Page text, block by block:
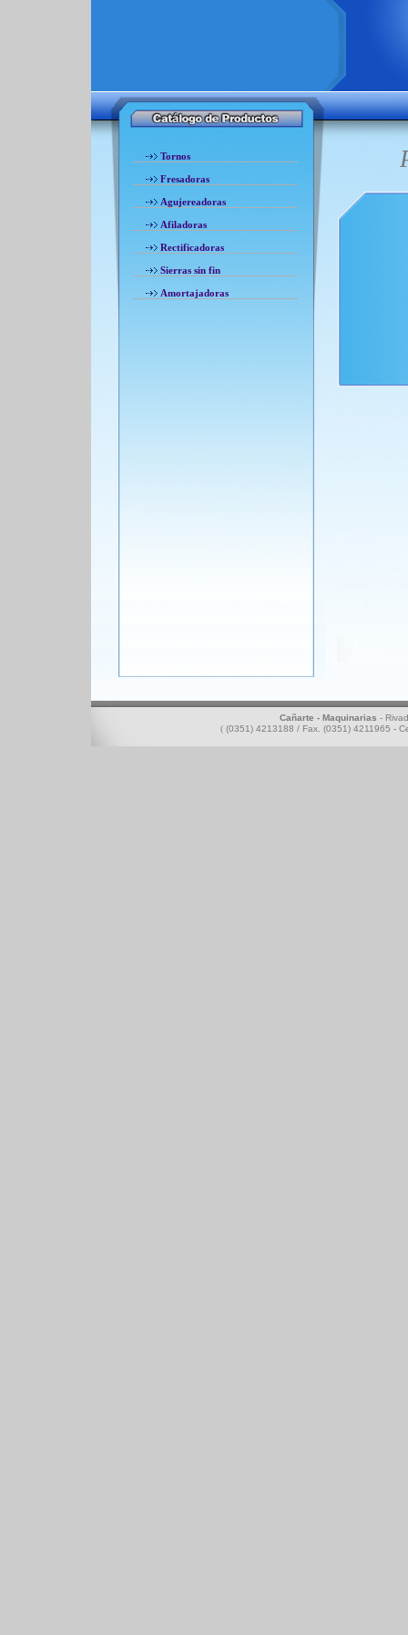
Tornos
Fresadoras
Agujereadoras
Afiladoras
Rectificadoras
Sierras sin fin
Amortajadoras
Cañarte - Maquinarias -
((0351) 4213188 / Fax. (0351) 4211965 -